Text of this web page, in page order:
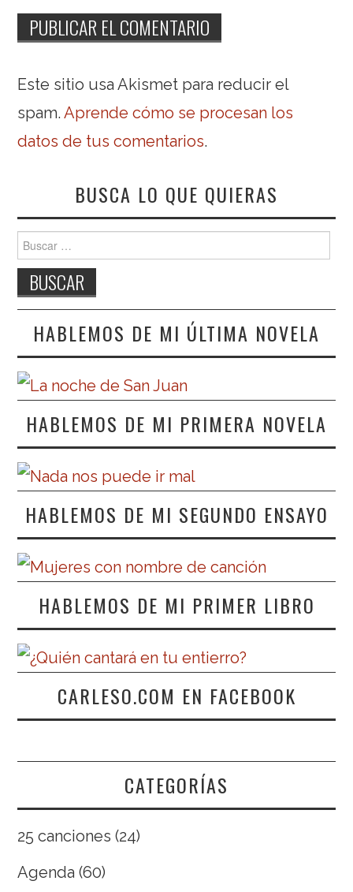
Este sitio usa Akismet para reducir el
spam.Aprende cómo se procesan los
datos de tus comentarios.
BUSCA LO QUE QUIERAS
Buscar:
HABLEMOS DE MI ÚLTIMA NOVELA
HABLEMOS DE MI PRIMERA NOVELA
HABLEMOS DE MI SEGUNDO ENSAYO
HABLEMOS DE MI PRIMER LIBRO
CARLESO.COM EN FACEBOOK
CATEGORÍAS
25 canciones (24)
Agenda (60)